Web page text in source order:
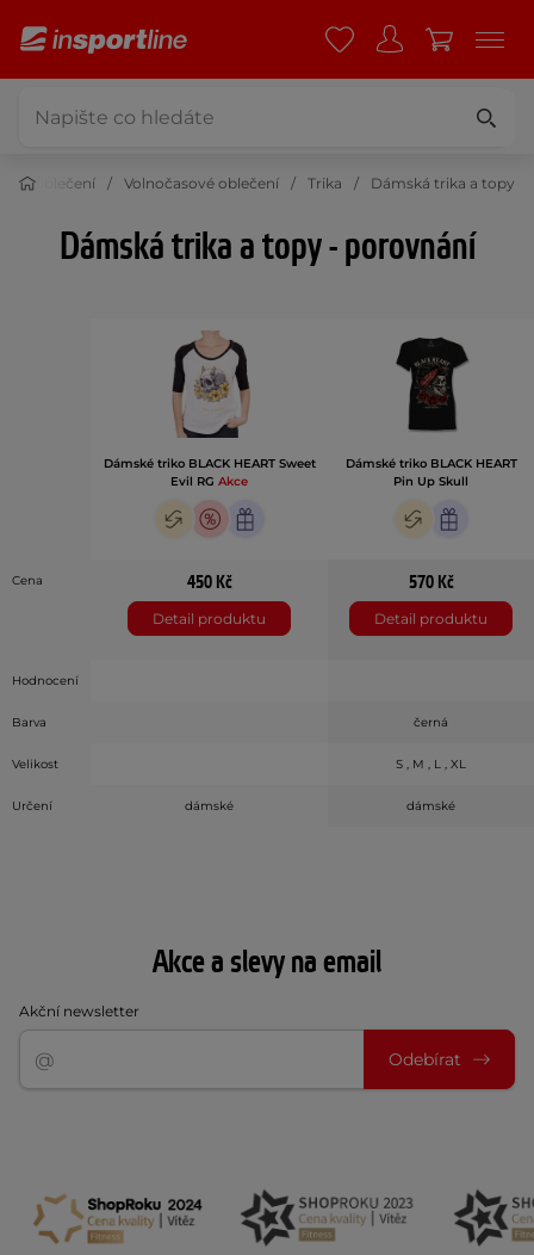
Oblečení Volnočasové oblečení Trika Dámská trika a topy
Dámská trika a topy - porovnání
Dámské triko BLACK HEART Sweet
Evil RG Akce
Dámské triko BLACK HEART
Pin Up Skull
Cena 450 Kč
Detail produktu
570 Kč
Detail produktu
Hodnocení
Barva černá
Velikost S , M , L , XL
Určení dámské dámské
Akce a slevy na email
Akční newsletter
Odebírat